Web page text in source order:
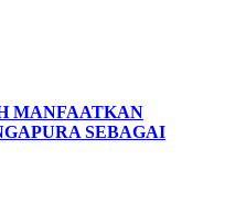
MANFAATKAN
SEBAGAI